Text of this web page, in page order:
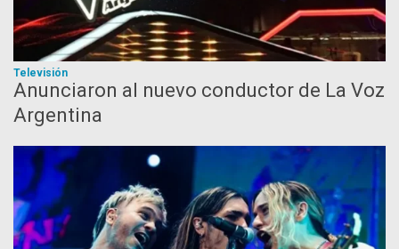
Televisión
Anunciaron al nuevo conductor de La Voz
Argentina